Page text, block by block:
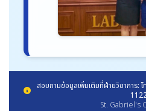
สอบถามข้อมูลเพิ่มเติมที่ฝ่ายวิชาการ:
St. Gabriel's